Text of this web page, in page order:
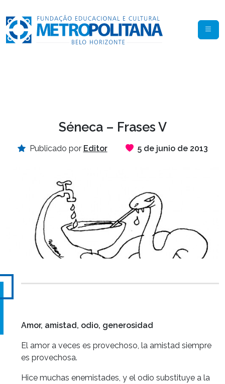
Séneca – Frases V
Publicado por Editor 5 de junio de 2013
Amor, amistad, odio, generosidad
El amor a veces es provechoso, la amistad siempre
es provechosa.
Hice muchas enemistades, y el odio substituye a la